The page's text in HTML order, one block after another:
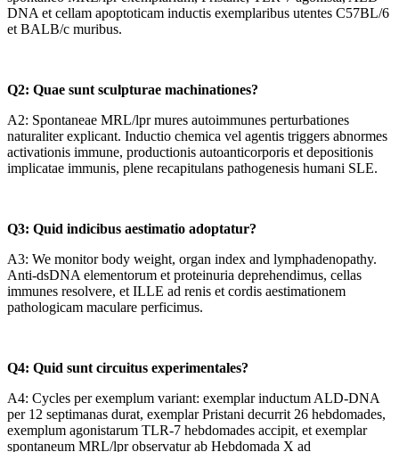
DNA et cellam apoptoticam inductis exemplaribus utentes C57BL/6
et BALB/c muribus.
Q2: Quae sunt sculpturae machinationes?
A2: Spontaneae MRL/lpr mures autoimmunes perturbationes
naturaliter explicant. Inductio chemica vel agentis triggers abnormes
activationis immune, productionis autoanticorporis et depositionis
implicatae immunis, plene recapitulans pathogenesis humani SLE.
Q3: Quid indicibus aestimatio adoptatur?
A3: We monitor body weight, organ index and lymphadenopathy.
Anti-dsDNA elementorum et proteinuria deprehendimus, cellas
immunes resolvere, et ILLE ad renis et cordis aestimationem
pathologicam maculare perficimus.
Q4: Quid sunt circuitus experimentales?
A4: Cycles per exemplum variant: exemplar inductum ALD-DNA
per 12 septimanas durat, exemplar Pristani decurrit 26 hebdomades,
exemplum agonistarum TLR-7 hebdomades accipit, et exemplar
spontaneum MRL/lpr observatur ab Hebdomada X ad